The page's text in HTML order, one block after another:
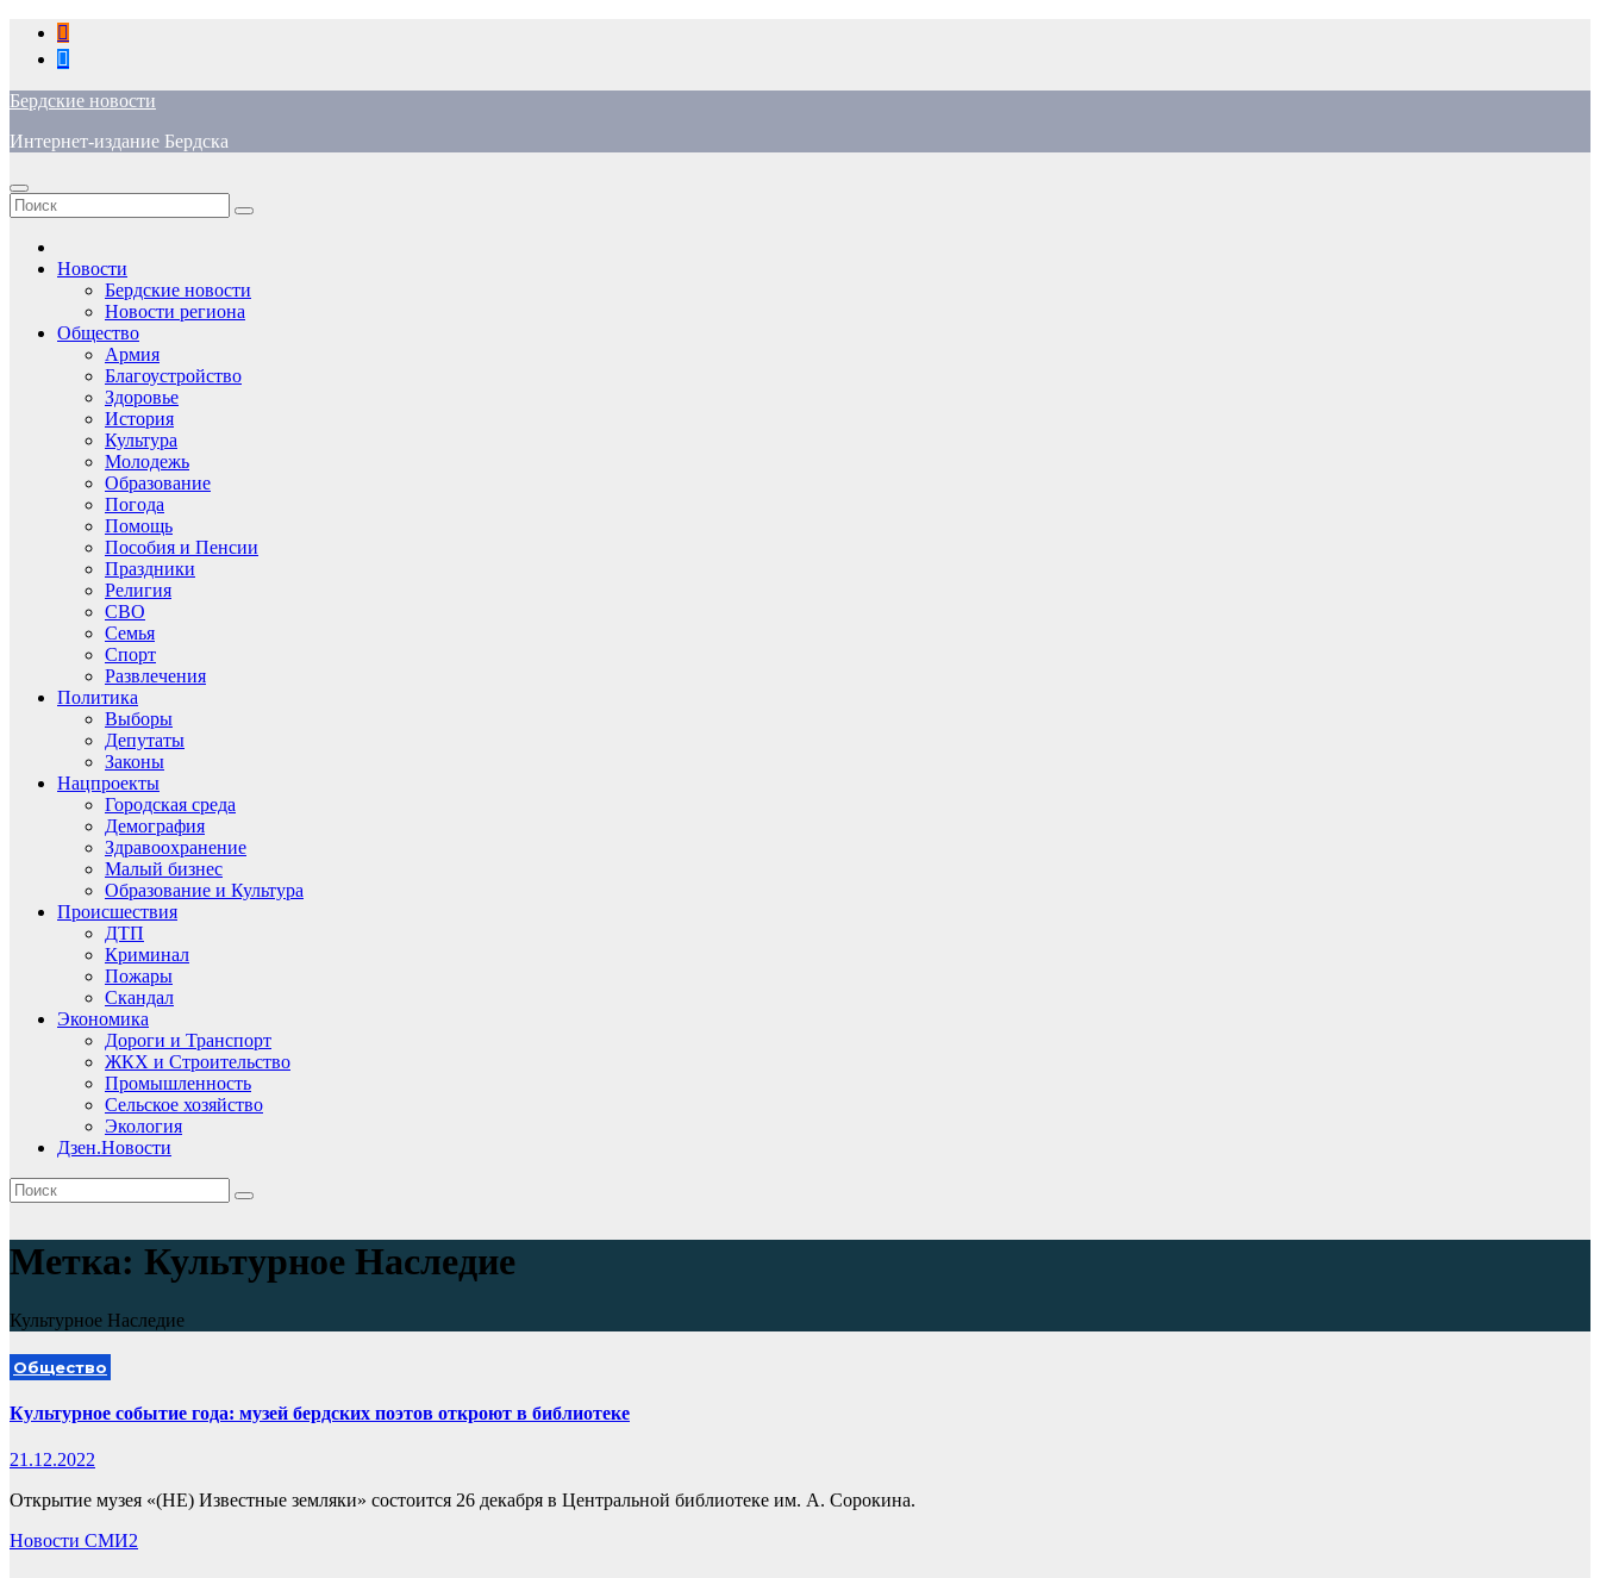
Перейти
содержимому
Бердские новости
Интернет-издание Бердска
Новости
Бердские новости
Новости региона
Общество
Армия
Благоустройство
Здоровье
История
Культура
Молодежь
Образование
Погода
Помощь
Пособия и Пенсии
Праздники
Религия
СВО
Семья
Спорт
Развлечения
Политика
Выборы
Депутаты
Законы
Нацпроекты
Городская среда
Демография
Здравоохранение
Малый бизнес
Образование и Культура
Происшествия
ДТП
Криминал
Пожары
Скандал
Экономика
Дороги и Транспорт
ЖКХ и Строительство
Промышленность
Сельское хозяйство
Экология
Дзен.Новости
Метка: Культурное Наследие
Культурное Наследие
Общество
Культурное событие года: музей бердских поэтов откроют в библиотеке
21.12.2022
Открытие музея «(НЕ) Известные земляки» состоится 26 декабря в Центральной библиотеке им. А. Сорокина.
Новости СМИ2